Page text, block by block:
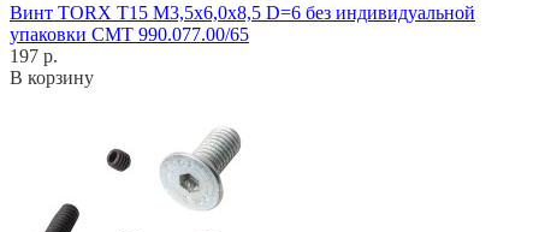
Винт TORX T15 M3,5x6,0x8,5 D=6 без индивидуальной
упаковки CMT 990.077.00/65
197 р.
В корзину